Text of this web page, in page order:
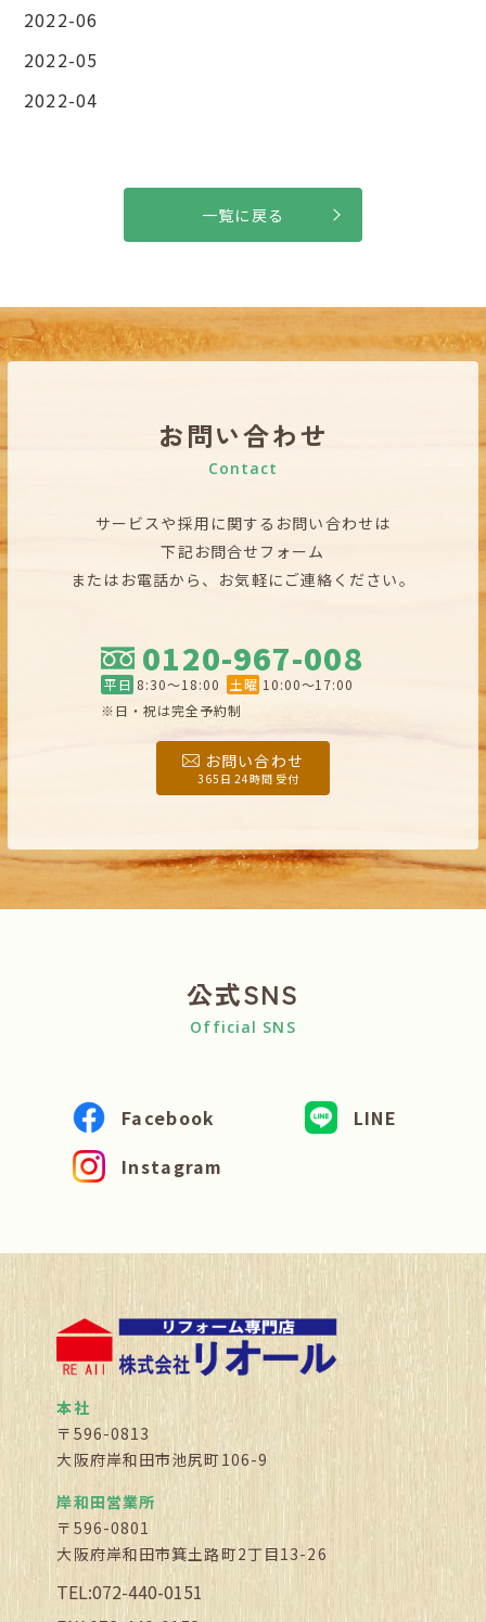
2022-06
2022-05
2022-04
一覧に戻る
お問い合わせ
Contact
サービスや採用に関するお問い合わせは
下記お問合せフォーム
またはお電話から、お気軽にご連絡ください。
0120-967-008
平日 8:30〜18:00 土曜 10:00〜17:00
※日・祝は完全予約制
お問い合わせ
365日 24時間 受付
公式SNS
Official SNS
Facebook
LINE
Instagram
本社
〒596-0813
大阪府岸和田市池尻町106-9
岸和田営業所
〒596-0801
大阪府岸和田市箕土路町2丁目13-26
TEL:072-440-0151